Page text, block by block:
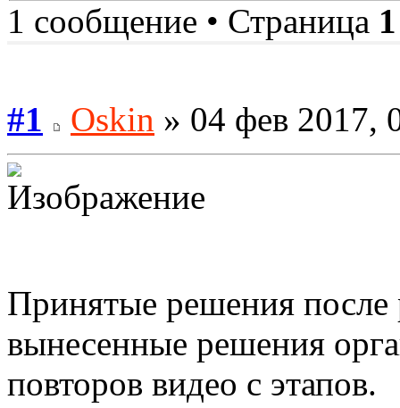
1 сообщение • Страница 1
#1 Oskin » 04 фев 2017,
Принятые решения после
вынесенные решения
повторов видео с этапов.